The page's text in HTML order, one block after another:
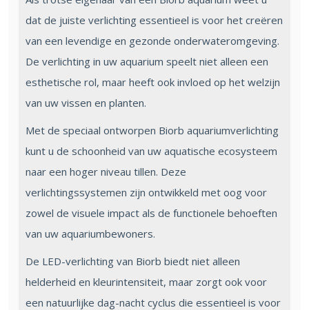
dat de juiste verlichting essentieel is voor het creëren
van een levendige en gezonde onderwateromgeving.
De verlichting in uw aquarium speelt niet alleen een
esthetische rol, maar heeft ook invloed op het welzijn
van uw vissen en planten.
Met de speciaal ontworpen Biorb aquariumverlichting
kunt u de schoonheid van uw aquatische ecosysteem
naar een hoger niveau tillen. Deze
verlichtingssystemen zijn ontwikkeld met oog voor
zowel de visuele impact als de functionele behoeften
van uw aquariumbewoners.
De LED-verlichting van Biorb biedt niet alleen
helderheid en kleurintensiteit, maar zorgt ook voor
een natuurlijke dag-nacht cyclus die essentieel is voor